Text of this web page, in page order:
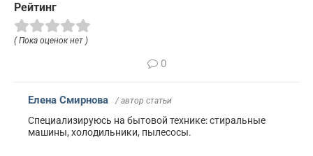
Рейтинг
( Пока оценок нет )
0
Елена Смирнова / автор статьи
Специализируюсь на бытовой технике: стиральные
машины, холодильники, пылесосы.